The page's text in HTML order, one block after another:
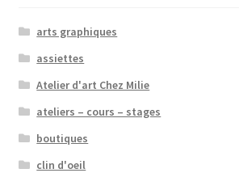
arts graphiques
assiettes
Atelier d'art Chez Milie
ateliers – cours – stages
boutiques
clin d'oeil